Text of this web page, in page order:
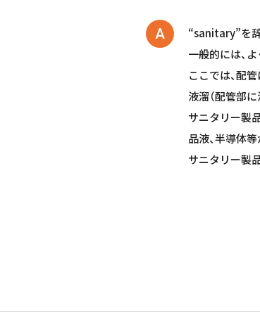
A
“sanitary”を辞
一般的には、
ここでは、配
液溜（配管部
サニタリー製品
品液、半導体
サニタリー製